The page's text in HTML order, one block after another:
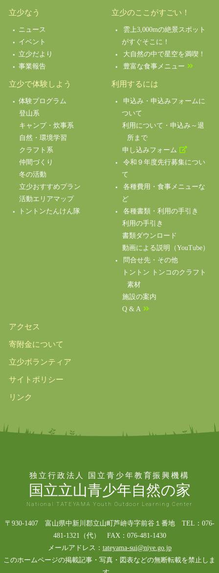
立少なう
ニュース
イベント
立少だより
事業報告
立少のここがすごい！
雲上3,000mの絶景スポット
がすぐそこに！
大自然の中で星空を満喫！
豊富な食事メニュー
立少で体験しよう
体験プログラム
登山系
キャンプ・炊事系
自然・環境学習
クラフト系
仲間づくり
冬の活動
立少おすすめプラン
活動エリアマップ
トントンたんけん隊
利用するには
申込み・申込みフォームに
ついて
利用について・申込み～退
所まで
申し込みフォーム
令和９年度先行募集につい
て
各種費用・食事メニューな
ど
各種書類・利用の手引き
利用の手引き
書類ダウンロード
動画による説明（YouTube）
問合せ先・その他
トントン トンコのクラフト
素材
施設の案内
Q & A
アクセス
寄附金について
立少ボランティア
サイトポリシー
リンク
独立行政法人 国立青少年教育振興機構
国立立山青少年自然の家
National TATEYAMA Youth Outdoor Learning Center
〒930-1407 富山県中新川郡立山町芦峅寺字前谷１番地 TEL：076-
481-1321（代） FAX：076-481-1430
メールアドレス： tateyama-sui@niye.go.jp
このホームページの掲載記事・写真・図表などの無断転載を禁止しま